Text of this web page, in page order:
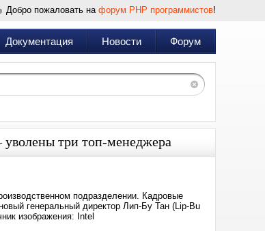
Добро пожаловать на форум PHP программистов!
Документация Новости Форум
уволены три топ-менеджера
подразделении. Кадровые
генеральный директор Лип-Бу Тан (Lip-Bu
изображения: Intel